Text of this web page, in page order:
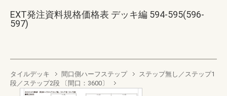
EXT発注資料規格価格表 デッキ編 594-595(596-
597)
タイルデッキ 間口側ハーフステップ
ステップ無し／ステップ1
段／ステップ2段 〔間口：3600〕